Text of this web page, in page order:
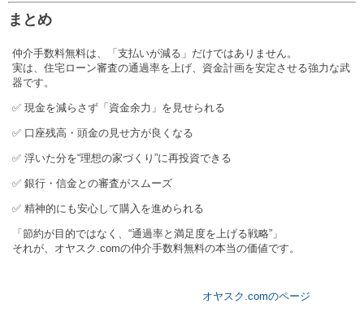
まとめ
仲介手数料無料は、「支払いが減る」だけではありません。
実は、住宅ローン審査の通過率を上げ、資金計画を安定させる強力な武
器です。
✅ 現金を減らさず「資金余力」を見せられる
✅ 口座残高・頭金の見せ方が良くなる
✅ 浮いた分を“理想の家づくり”に再投資できる
✅ 銀行・信金との審査がスムーズ
✅ 精神的にも安心して購入を進められる
「節約が目的ではなく、“通過率と満足度を上げる戦略”」
それが、オヤスク.comの仲介手数料無料の本当の価値です。
オヤスク.comのページ